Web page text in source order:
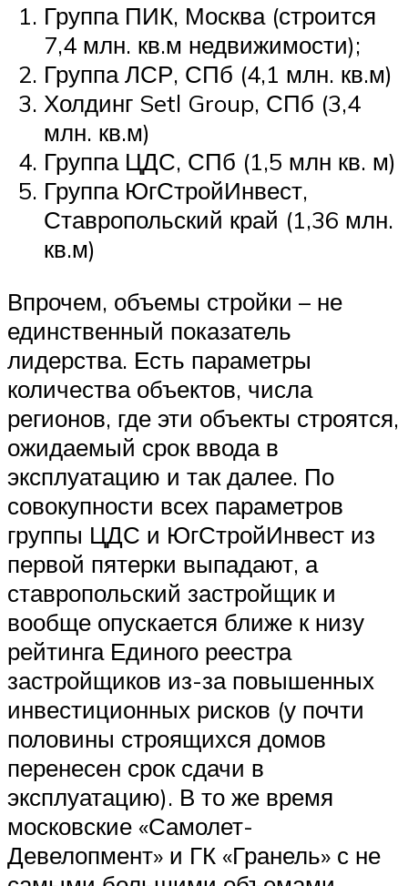
Группа ПИК, Москва (строится
7,4 млн. кв.м недвижимости);
Группа ЛСР, СПб (4,1 млн. кв.м)
Холдинг Setl Group, СПб (3,4
млн. кв.м)
Группа ЦДС, СПб (1,5 млн кв. м)
Группа ЮгСтройИнвест,
Ставропольский край (1,36 млн.
кв.м)
Впрочем, объемы стройки – не
единственный показатель
лидерства. Есть параметры
количества объектов, числа
регионов, где эти объекты строятся,
ожидаемый срок ввода в
эксплуатацию и так далее. По
совокупности всех параметров
группы ЦДС и ЮгСтройИнвест из
первой пятерки выпадают, а
ставропольский застройщик и
вообще опускается ближе к низу
рейтинга Единого реестра
застройщиков из-за повышенных
инвестиционных рисков (у почти
половины строящихся домов
перенесен срок сдачи в
эксплуатацию). В то же время
московские «Самолет-
Девелопмент» и ГК «Гранель» с не